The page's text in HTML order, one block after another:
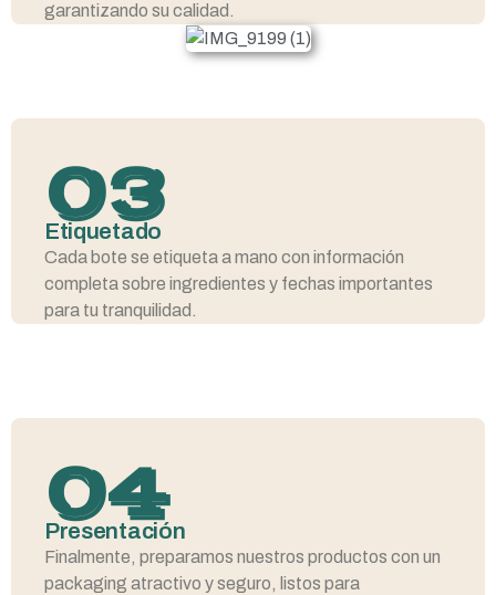
garantizando su calidad.
03
Etiquetado
Cada bote se etiqueta a mano con información
completa sobre ingredientes y fechas importantes
para tu tranquilidad.
04
Presentación
Finalmente, preparamos nuestros productos con un
packaging atractivo y seguro, listos para